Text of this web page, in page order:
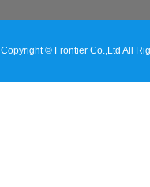
Copyright © Frontier Co.,Ltd All